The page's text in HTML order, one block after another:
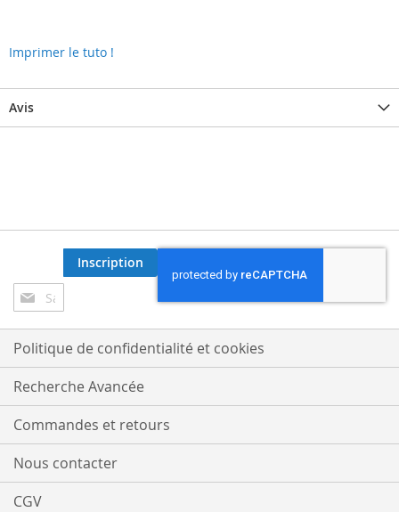
Imprimer le tuto !
Avis
Inscription
à
notre
lettre
d’information
:
Inscription
Politique de confidentialité et cookies
Recherche Avancée
Commandes et retours
Nous contacter
CGV